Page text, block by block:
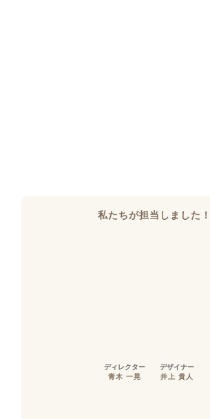
私たちが担当しました！
ディレクター
青木 一晃
デザイナー
井上 貴人